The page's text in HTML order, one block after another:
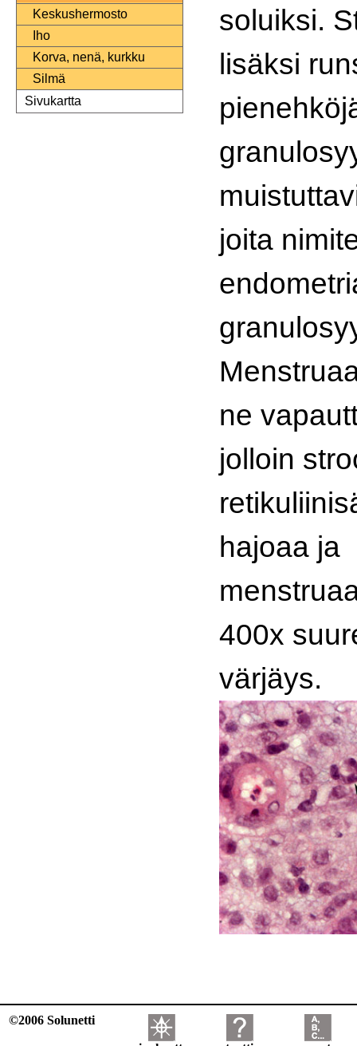
Keskushermosto
Iho
Korva, nenä, kurkku
Silmä
Sivukartta
soluiksi.
lisäksi
joita
ne
jolloin
hajoaa ja
400x
värjäys.
©2006 Solunetti